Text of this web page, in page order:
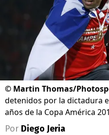
© Martin Thomas/
detenidos por la dictadura
años de la Copa América
Por Diego Jeria